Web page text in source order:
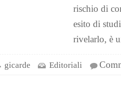
rischio di
esito di
rivelarlo, è
gicarde Editoriali